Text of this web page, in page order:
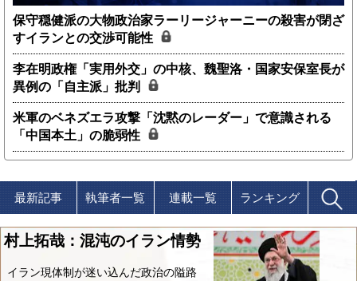
保守穏健派の大物政治家ラーリージャーニーの殺害が閉ざ
すイランとの交渉可能性
李在明政権「実用外交」の中核、魏聖洛・国家安保室長が
異例の「自主派」批判
米軍のベネズエラ攻撃「沈黙のレーダー」で意識される
「中国本土」の脆弱性
最新記事 執筆者一覧 連載一覧 ランキング
村上拓哉：混沌のイラン情勢
イラン現体制が迷い込んだ政治の隘路